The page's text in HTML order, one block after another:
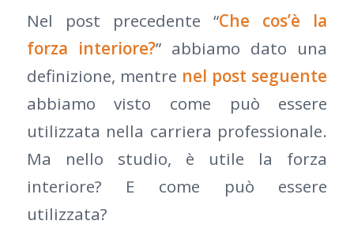
Nel post precedente “Che cos’è la
forza interiore?” abbiamo dato una
definizione, mentre nel post seguente
abbiamo visto come può essere
utilizzata nella carriera professionale.
Ma nello studio, è utile la forza
interiore? E come può essere
utilizzata?